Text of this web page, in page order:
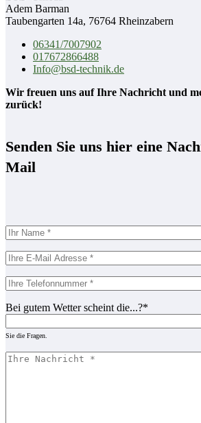
Adem Barman
Taubengarten 14a, 76764 Rheinzabern
06341/7007902
017672866488
Info@bsd-technik.de
Wir freuen uns auf Ihre Nachricht und
zurück!
Senden Sie uns hier eine
Mail
Bei gutem Wetter scheint die...?*
Sie die Fragen.